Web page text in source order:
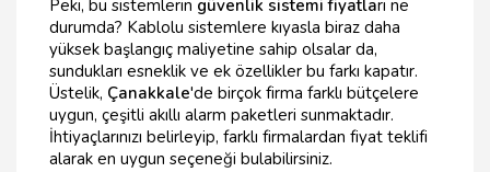
Peki, bu sistemlerin güvenlik sistemi fiyatları ne
durumda? Kablolu sistemlere kıyasla biraz daha
yüksek başlangıç maliyetine sahip olsalar da,
sundukları esneklik ve ek özellikler bu farkı kapatır.
Üstelik, Çanakkale'de birçok firma farklı bütçelere
uygun, çeşitli akıllı alarm paketleri sunmaktadır.
İhtiyaçlarınızı belirleyip, farklı firmalardan fiyat teklifi
alarak en uygun seçeneği bulabilirsiniz.